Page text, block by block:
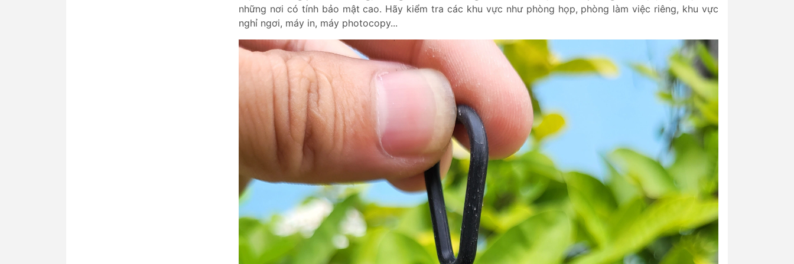
những nơi có tính bảo mật cao. Hãy kiểm tra các khu vực như phòng họp, phòng làm việc riêng, khu vực
nghỉ ngơi, máy in, máy photocopy...